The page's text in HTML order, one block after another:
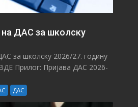
на ДАС за школску
за школску 2026/27. годину
Прилог: Пријава ДАС 2026-
ДАС